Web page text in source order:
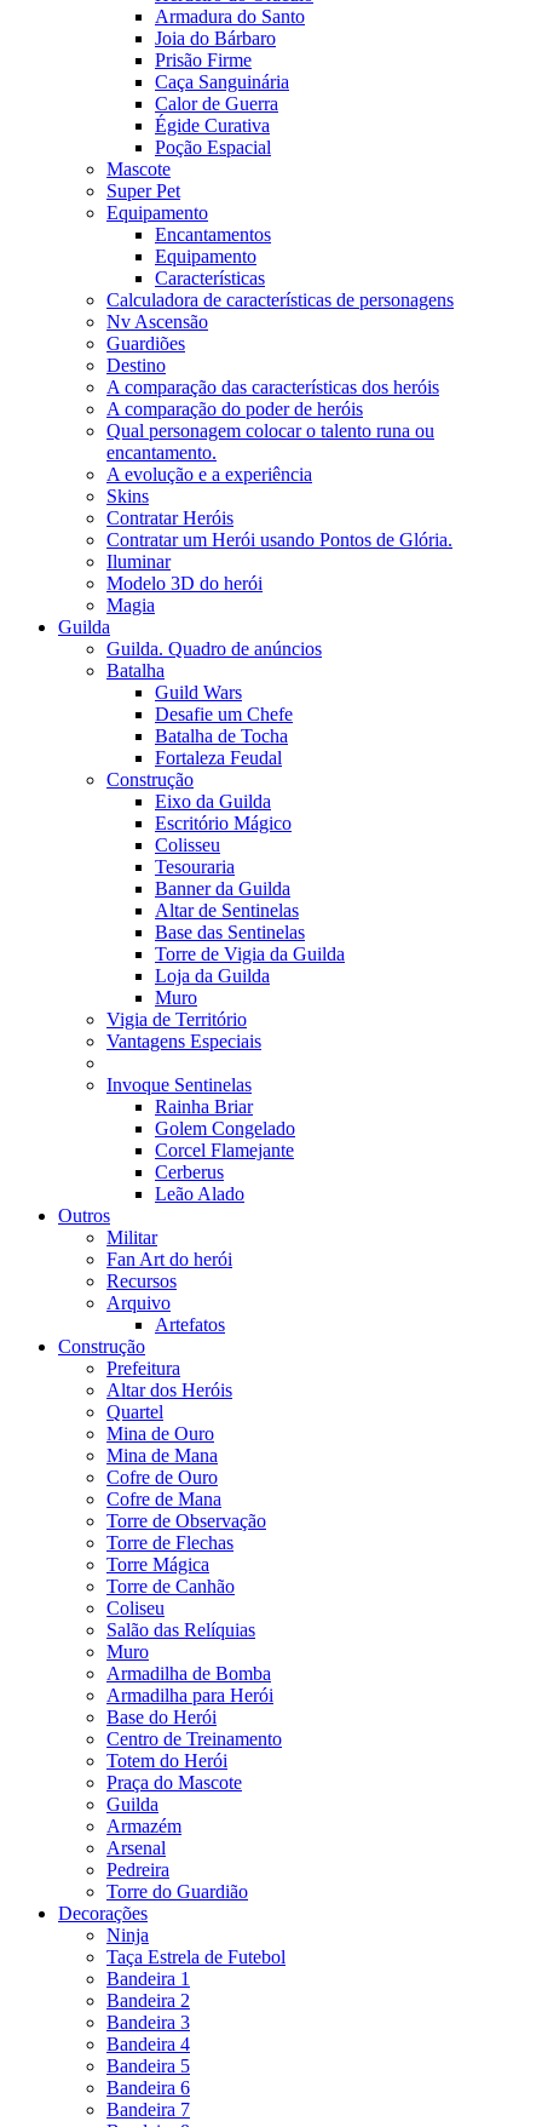
Armadura do Santo
Joia do Bárbaro
Prisão Firme
Caça Sanguinária
Calor de Guerra
Égide Curativa
Poção Espacial
Mascote
Super Pet
Equipamento
Encantamentos
Equipamento
Características
Calculadora de características de personagens
Nv Ascensão
Guardiões
Destino
A comparação das características dos heróis
A comparação do poder de heróis
Qual personagem colocar o talento runa ou
encantamento.
A evolução e a experiência
Skins
Contratar Heróis
Contratar um Herói usando Pontos de Glória.
Iluminar
Modelo 3D do herói
Magia
Guilda
Guilda. Quadro de anúncios
Batalha
Guild Wars
Desafie um Chefe
Batalha de Tocha
Fortaleza Feudal
Construção
Eixo da Guilda
Escritório Mágico
Colisseu
Tesouraria
Banner da Guilda
Altar de Sentinelas
Base das Sentinelas
Torre de Vigia da Guilda
Loja da Guilda
Muro
Vigia de Território
Vantagens Especiais
Invoque Sentinelas
Rainha Briar
Golem Congelado
Corcel Flamejante
Cerberus
Leão Alado
Outros
Militar
Fan Art do herói
Recursos
Arquivo
Artefatos
Construção
Prefeitura
Altar dos Heróis
Quartel
Mina de Ouro
Mina de Mana
Cofre de Ouro
Cofre de Mana
Torre de Observação
Torre de Flechas
Torre Mágica
Torre de Canhão
Coliseu
Salão das Relíquias
Muro
Armadilha de Bomba
Armadilha para Herói
Base do Herói
Centro de Treinamento
Totem do Herói
Praça do Mascote
Guilda
Armazém
Arsenal
Pedreira
Torre do Guardião
Decorações
Ninja
Taça Estrela de Futebol
Bandeira 1
Bandeira 2
Bandeira 3
Bandeira 4
Bandeira 5
Bandeira 6
Bandeira 7